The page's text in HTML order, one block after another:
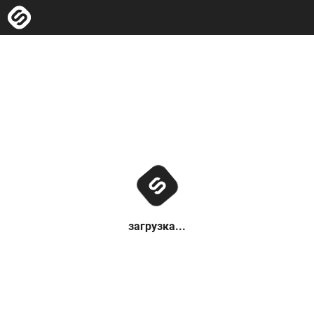
загрузка...